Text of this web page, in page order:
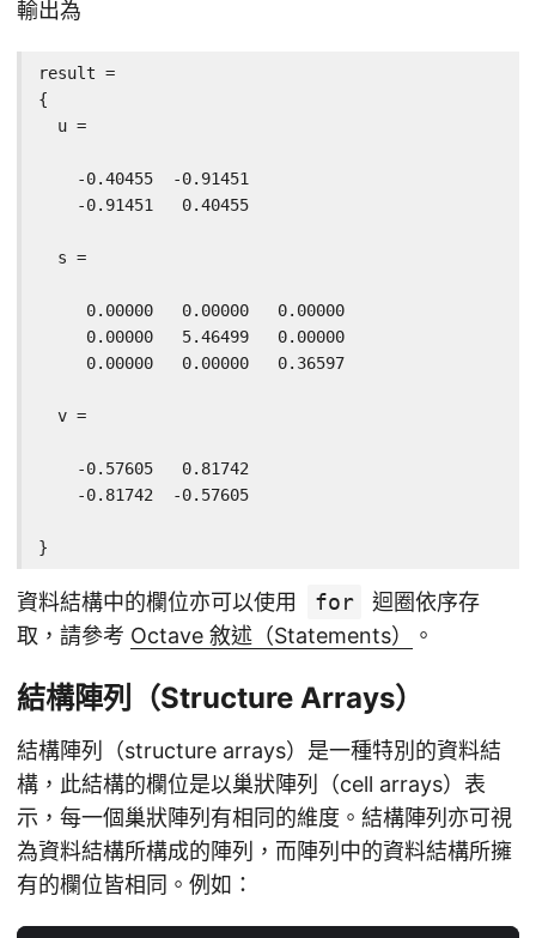
輸出為
result =
{
  u =
    -0.40455  -0.91451
    -0.91451   0.40455
  s =
     0.00000   0.00000   0.00000
     0.00000   5.46499   0.00000
     0.00000   0.00000   0.36597
  v =
    -0.57605   0.81742
    -0.81742  -0.57605
}
資料結構中的欄位亦可以使用 for
迴圈依序存
取，請參考 Octave 敘述（Statements） 。
結構陣列（Structure Arrays）
結構陣列（structure arrays）是一種特別的資料結
構，此結構的欄位是以巢狀陣列（cell arrays）表
示，每一個巢狀陣列有相同的維度。結構陣列亦可視
為資料結構所構成的陣列，而陣列中的資料結構所擁
有的欄位皆相同。例如：